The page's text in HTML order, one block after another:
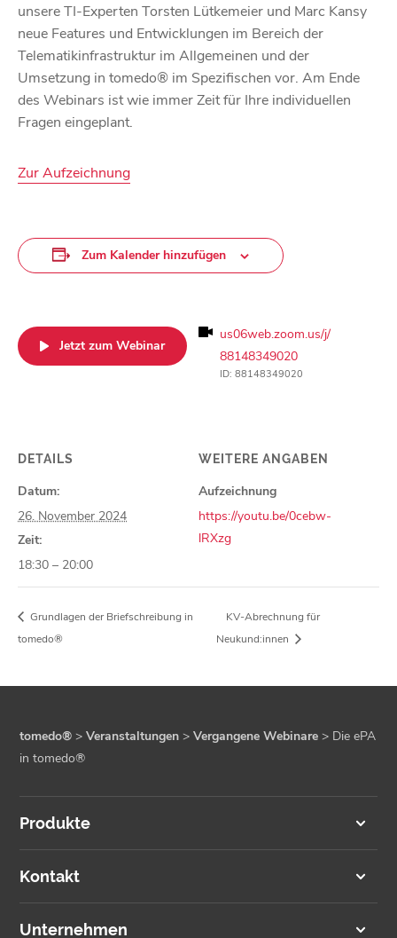
unsere TI-Experten Torsten Lütkemeier und Marc Kansy
neue Features und Entwicklungen im Bereich der
Telematikinfrastruktur im Allgemeinen und der
Umsetzung in tomedo® im Spezifischen vor. Am Ende
des Webinars ist wie immer Zeit für Ihre individuellen
Fragen eingeplant.
Zur Aufzeichnung
Zum Kalender hinzufügen
Jetzt zum Webinar
us06web.zoom.us/j/
88148349020
ID: 88148349020
DETAILS
Datum:
26. November 2024
Zeit:
18:30 – 20:00
WEITERE ANGABEN
Aufzeichnung
https://youtu.be/0cebw-
lRXzg
Grundlagen der Briefschreibung in
tomedo®
KV-Abrechnung für
Neukund:innen
tomedo® >Veranstaltungen >Vergangene Webinare > Die ePA
in tomedo®
Produkte
Kontakt
Unternehmen